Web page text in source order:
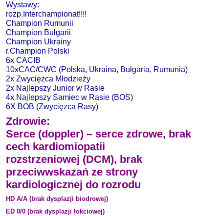
Wystawy:
rozp.Interchampionat!!!!
Champion Rumunii
Champion Bułgarii
Champion Ukrainy
r.Champion Polski
6x CACIB
10xCAC/CWC (Polska, Ukraina, Bułgaria, Rumunia)
2x Zwycięzca Młodzieży
2x Najlepszy Junior w Rasie
4x Najlepszy Samiec w Rasie (BOS)
6X BOB (Zwycięzca Rasy)
Zdrowie:
Serce (doppler) – serce zdrowe, brak
cech kardiomiopatii
rozstrzeniowej (DCM), brak
przeciwwskazań ze strony
kardiologicznej do rozrodu
HD A/A (brak dysplazji biodrowej)
ED 0/0 (brak dysplazji łokciowej)